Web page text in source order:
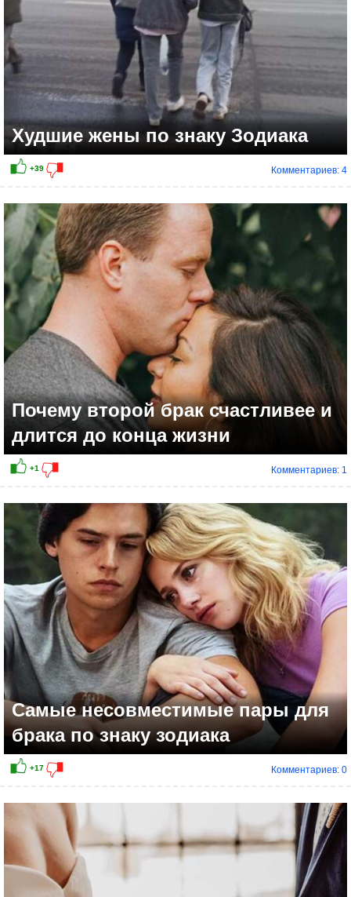
+13
Худшие жены по знаку Зодиака
Комментариев: 4
Почему второй брак счастливее и
длится до конца жизни
Комментариев: 1
Самые несовместимые пары для
брака по знаку зодиака
Комментариев: 0